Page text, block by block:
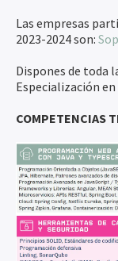
Las empresas
2023-2024 son:
Dispones de toda
Especialización en
COMPETENCIAS